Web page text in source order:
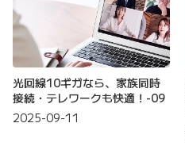
光回線10ギガなら、家族同時
接続・テレワークも快適！-09
2025-09-11